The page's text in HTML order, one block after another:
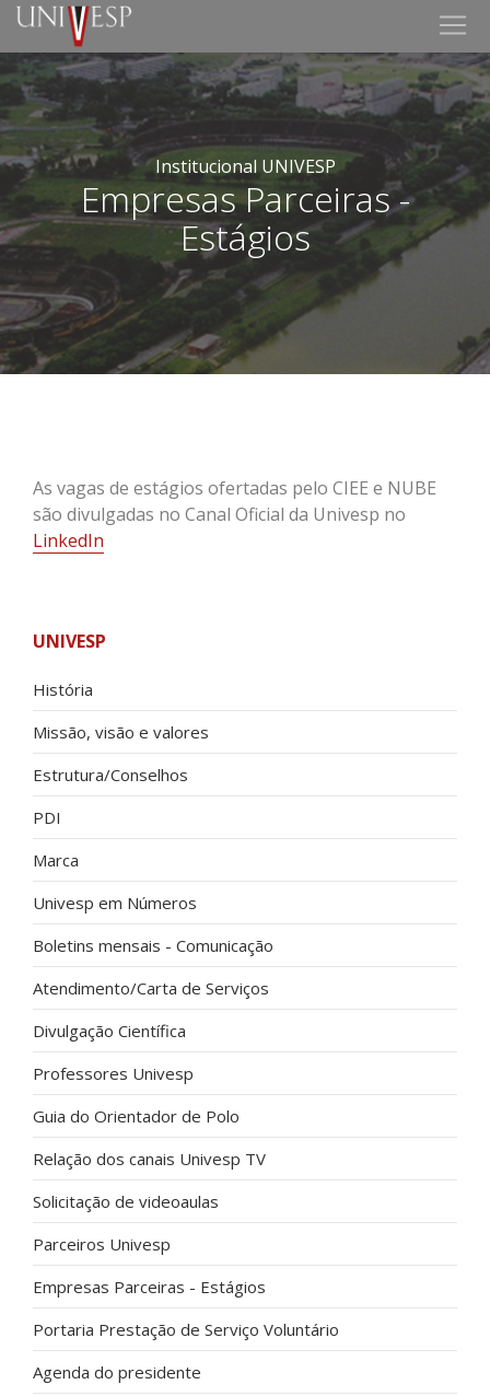
Institucional UNIVESP
Empresas Parceiras -
Estágios
As vagas de estágios ofertadas pelo CIEE e NUBE
são divulgadas no Canal Oficial da Univesp no
LinkedIn
UNIVESP
História
Missão, visão e valores
Estrutura/Conselhos
PDI
Marca
Univesp em Números
Boletins mensais - Comunicação
Atendimento/Carta de Serviços
Divulgação Científica
Professores Univesp
Guia do Orientador de Polo
Relação dos canais Univesp TV
Solicitação de videoaulas
Parceiros Univesp
Empresas Parceiras - Estágios
Portaria Prestação de Serviço Voluntário
Agenda do presidente